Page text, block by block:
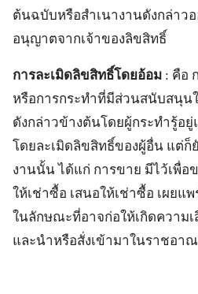
ต้นฉบับหรือสำเนางานดังกล่าว
อนุญาตจากเจ้าของลิขสิทธิ์
การละเมิดลิขสิทธิ์โดยอ้อม : คือ
หรือการกระทำที่มีส่วนสนับสนุน
ดังกล่าวข้างต้นโดยผู้กระทำรู้อ
โดยละเมิดลิขสิทธิ์ของผู้อื่น แต่ก็
งานนั้น ได้แก่ การขาย มีไว้เพื่อ
ให้เช่าซื้อ เสนอให้เช่าซื้อ เผย
ในลักษณะที่อาจก่อให้เกิดความ
และนำหรือสั่งเข้ามาในราชอา